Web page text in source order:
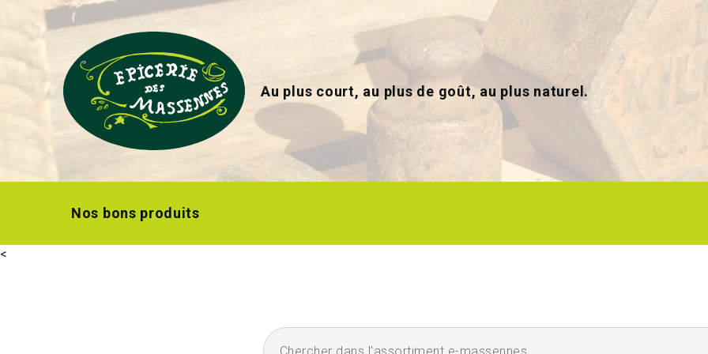
Au plus court, au plus de goût, au plus naturel.
Nos bons produits
<
Chercher dans l'assortiment e-massennes